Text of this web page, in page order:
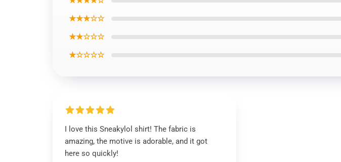
★★★☆☆
★★☆☆☆
★☆☆☆☆
I love this Sneakylol shirt! The fabric is
amazing, the motive is adorable, and it got
here so quickly!